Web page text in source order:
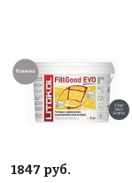
1847 руб.